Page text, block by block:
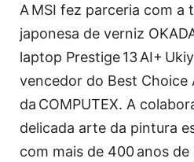
A MSI fez parceria com
japonesa de verniz
laptop Prestige 13 AI+
vencedor do Best Choice
da COMPUTEX. A
delicada arte da pintura
com mais de 400 anos